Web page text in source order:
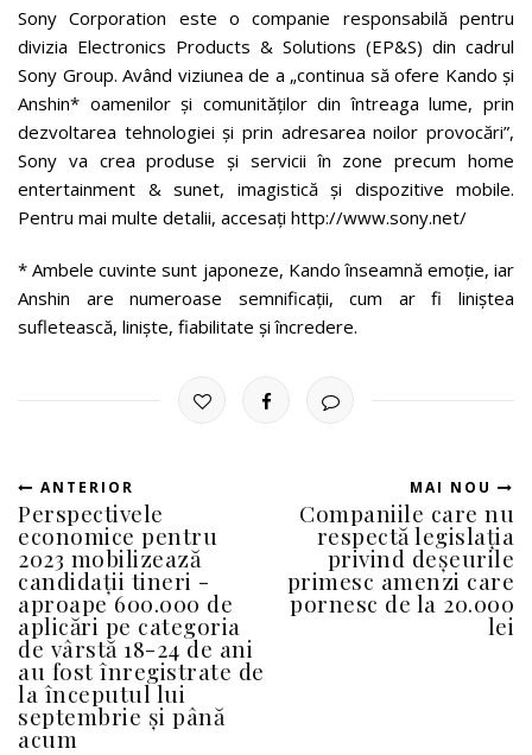
Sony Corporation este o companie responsabilă pentru
divizia Electronics Products & Solutions (EP&S) din cadrul
Sony Group. Având viziunea de a „continua să ofere Kando și
Anshin* oamenilor și comunităților din întreaga lume, prin
dezvoltarea tehnologiei și prin adresarea noilor provocări”,
Sony va crea produse și servicii în zone precum home
entertainment & sunet, imagistică și dispozitive mobile.
Pentru mai multe detalii, accesați http://www.sony.net/
* Ambele cuvinte sunt japoneze, Kando înseamnă emoție, iar
Anshin are numeroase semnificații, cum ar fi liniștea
sufletească, liniște, fiabilitate și încredere.
ANTERIOR
Perspectivele
economice pentru
2023 mobilizează
candidații tineri -
aproape 600.000 de
aplicări pe categoria
de vârstă 18-24 de ani
au fost înregistrate de
la începutul lui
septembrie și până
acum
MAI NOU
Companiile care nu
respectă legislația
privind deșeurile
primesc amenzi care
pornesc de la 20.000
lei